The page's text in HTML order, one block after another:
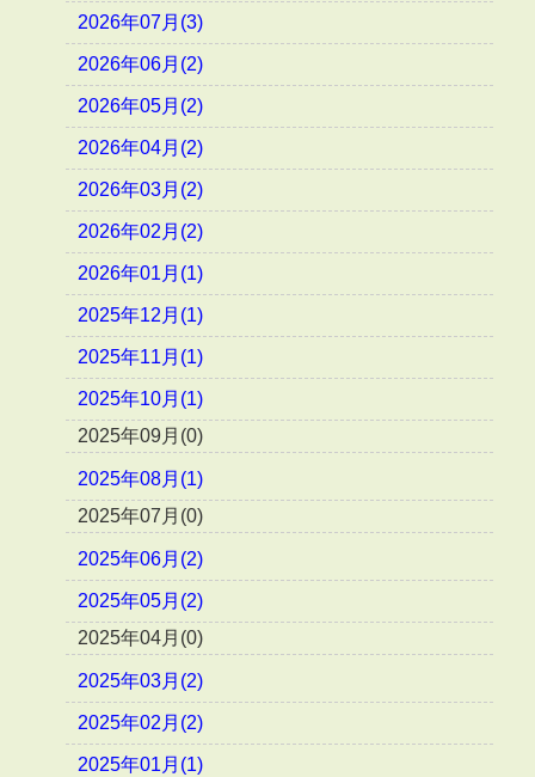
2026年07月(3)
2026年06月(2)
2026年05月(2)
2026年04月(2)
2026年03月(2)
2026年02月(2)
2026年01月(1)
2025年12月(1)
2025年11月(1)
2025年10月(1)
2025年09月(0)
2025年08月(1)
2025年07月(0)
2025年06月(2)
2025年05月(2)
2025年04月(0)
2025年03月(2)
2025年02月(2)
2025年01月(1)